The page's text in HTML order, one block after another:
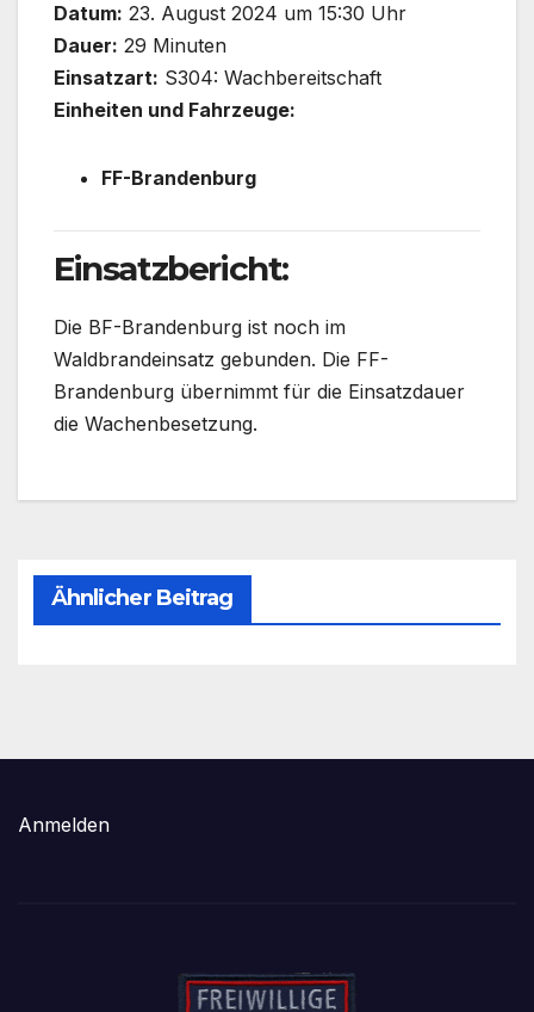
Datum: 23. August 2024 um 15:30 Uhr
Dauer: 29 Minuten
Einsatzart: S304: Wachbereitschaft
Einheiten und Fahrzeuge:
FF-Brandenburg
Einsatzbericht:
Die BF-Brandenburg ist noch im
Waldbrandeinsatz gebunden. Die FF-
Brandenburg übernimmt für die Einsatzdauer
die Wachenbesetzung.
Ähnlicher Beitrag
Anmelden